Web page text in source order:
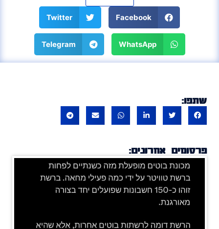
Facebook
Twitter
WhatsApp
Telegram
שתפו:
פרסומים אחרונים: